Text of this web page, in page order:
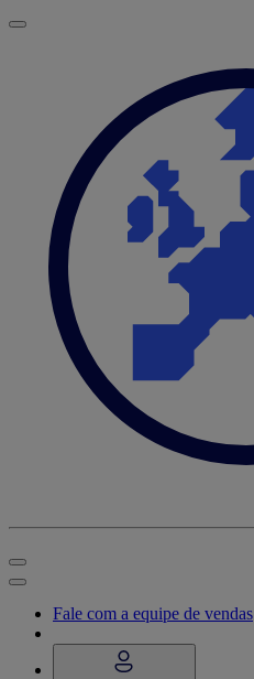
Fale com a equipe de vendas